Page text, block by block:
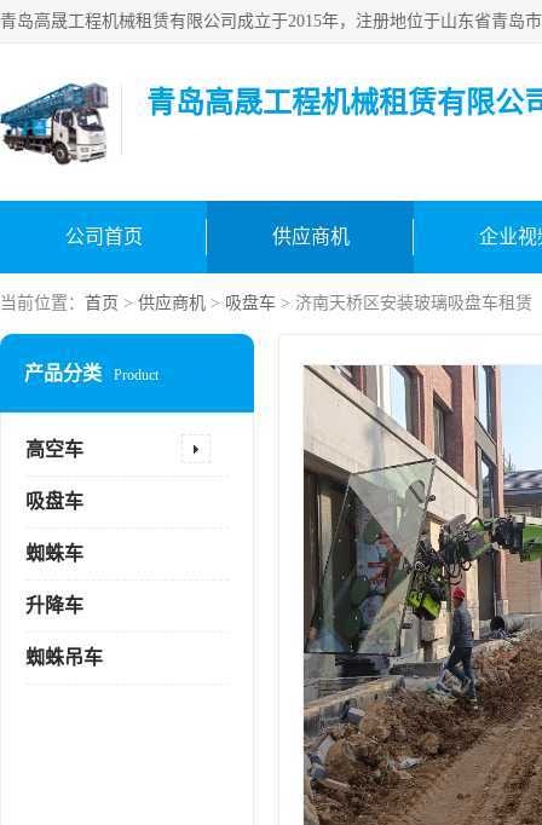
青岛高晟工程机械租赁有限公
公司首页 供应商机 企业视
当前位置： 首页 > 供应商机 > 吸盘车 > 济南天桥区安装玻璃吸盘车租赁
产品分类 Product
高空车
吸盘车
蜘蛛车
升降车
蜘蛛吊车